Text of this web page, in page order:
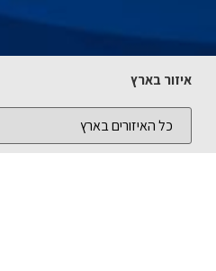
איזור בארץ
כל
האיזורים
בארץ